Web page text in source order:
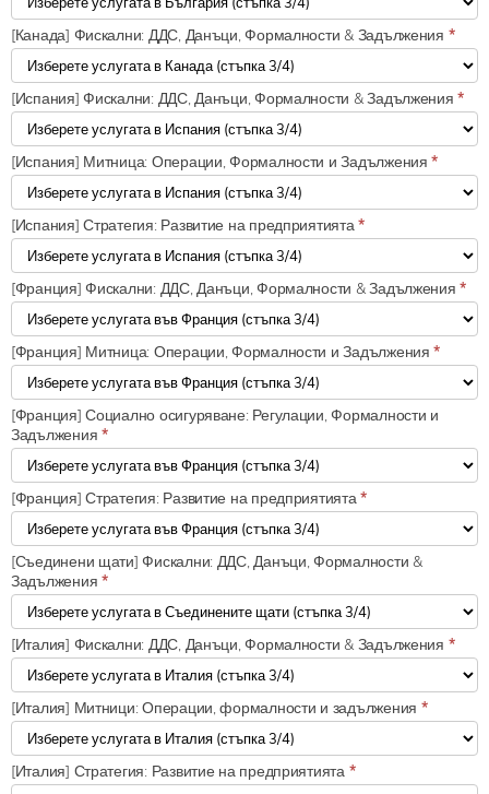
[Канада] Фискални: ДДС, Данъци, Формалности & Задължения *
[Испания] Фискални: ДДС, Данъци, Формалности & Задължения*
[Испания] Митница: Операции, Формалности и Задължения*
[Испания] Стратегия: Развитие на предприятията*
[Франция] Фискални: ДДС, Данъци, Формалности & Задължения*
[Франция] Митница: Операции, Формалности и Задължения*
[Франция] Социално осигуряване: Регулации, Формалности и
Задължения*
[Франция] Стратегия: Развитие на предприятията*
[Съединени щати] Фискални: ДДС, Данъци, Формалности &
Задължения*
[Италия] Фискални: ДДС, Данъци, Формалности & Задължения *
[Италия] Митници: Операции, формалности и задължения *
[Италия] Стратегия: Развитие на предприятията *